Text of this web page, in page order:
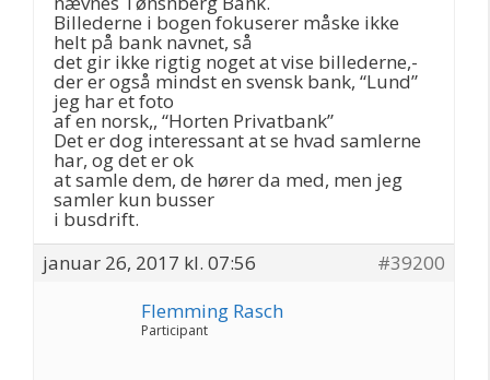
Billederne i bogen fokuserer måske ikke
helt på bank navnet, så
det gir ikke rigtig noget at vise billederne,-
der er også mindst en svensk bank, “Lund”
jeg har et foto
af en norsk,, “Horten Privatbank”
Det er dog interessant at se hvad samlerne
har, og det er ok
at samle dem, de hører da med, men jeg
samler kun busser
i busdrift.
januar 26, 2017 kl. 07:56
#39200
Flemming Rasch
Participant